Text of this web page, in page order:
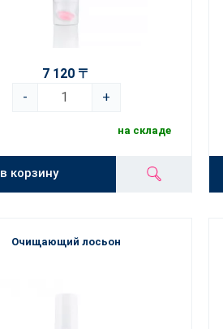
7 120 〒
-
+
на складе
в корзину
Очищающий лосьон